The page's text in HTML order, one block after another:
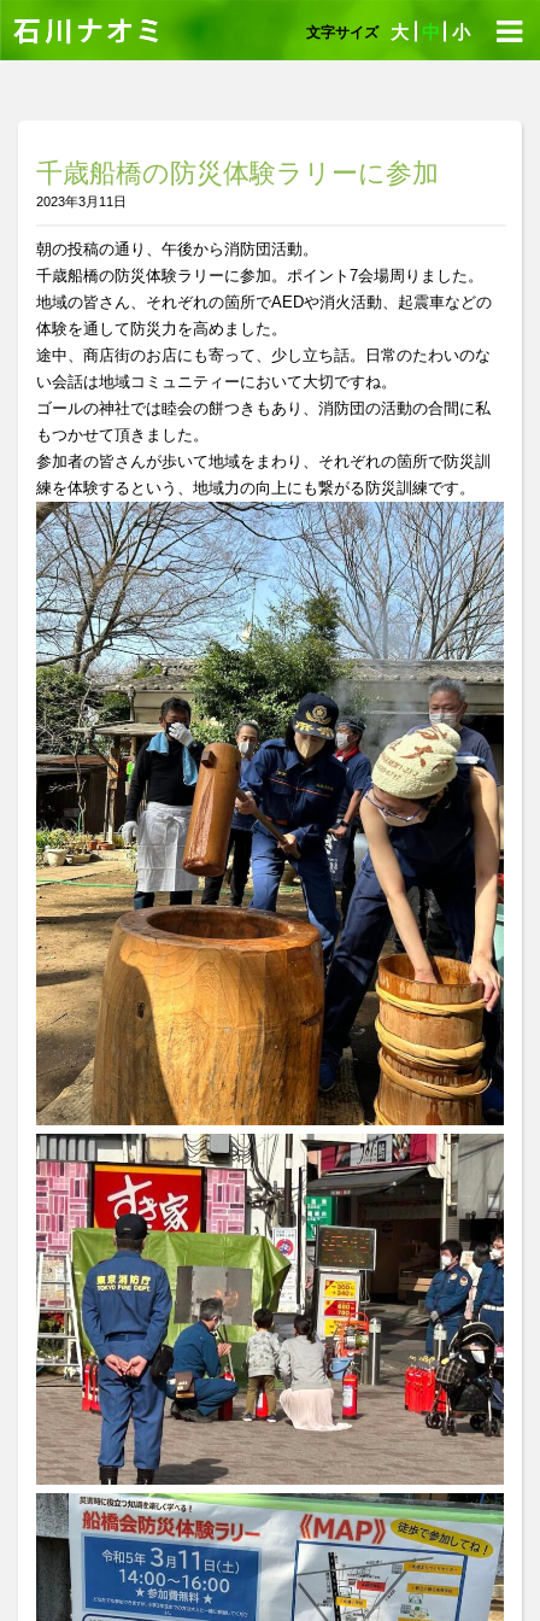
文字サイズ 大 中 小
千歳船橋の防災体験ラリーに参加
2023年3月11日
朝の投稿の通り、午後から消防団活動。
千歳船橋の防災体験ラリーに参加。ポイント7会場周りました。
地域の皆さん、それぞれの箇所でAEDや消火活動、起震車などの
体験を通して防災力を高めました。
途中、商店街のお店にも寄って、少し立ち話。日常のたわいのな
い会話は地域コミュニティーにおいて大切ですね。
ゴールの神社では睦会の餅つきもあり、消防団の活動の合間に私
もつかせて頂きました。
参加者の皆さんが歩いて地域をまわり、それぞれの箇所で防災訓
練を体験するという、地域力の向上にも繋がる防災訓練です。